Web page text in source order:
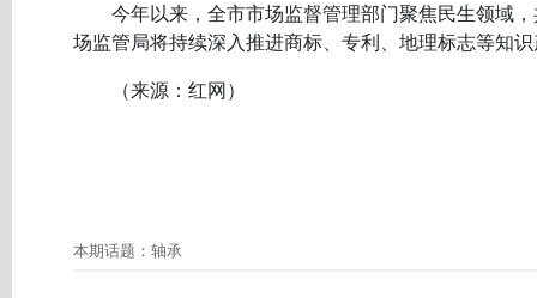
今年以来，全市市场监督管理部门聚焦民生领域，
场监管局将持续深入推进商标、专利、地理标志等知
（来源：红网）
本期话题：轴承